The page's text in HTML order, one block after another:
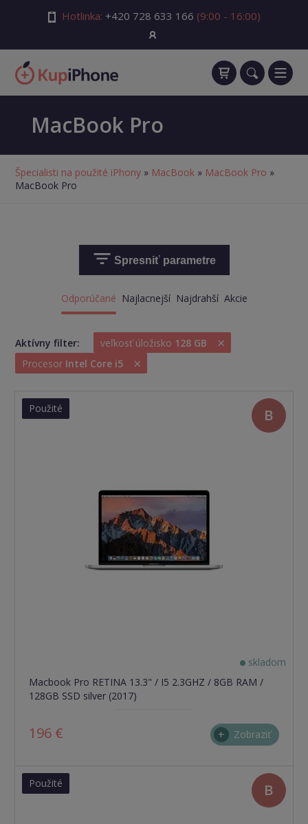
Hotlinka: +420 728 633 166 (9:00 - 16:00)
MacBook Pro
Špecialisti na použité iPhony » MacBook » MacBook Pro »
MacBook Pro
Spresniť parametre
Odporúčané Najlacnejší Najdrahší Akcie
Aktívny filter: veľkosť úložisko 128 GB ×
Procesor Intel Core i5 ×
Použité B
skladom
Macbook Pro RETINA 13.3" / I5 2.3GHZ / 8GB RAM /
128GB SSD silver (2017)
196 € Zobraziť
Použité B